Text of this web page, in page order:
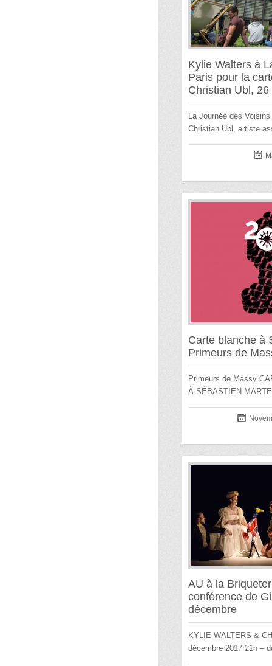
Kylie Walters à
Paris pour la
Christian Ubl,
La Journée des
Christian Ubl, artiste
Carte blanche à
Primeurs de
Primeurs de Massy
À SÉBASTIEN
AU à la
conférence de
décembre
KYLIE WALTERS &
décembre 2017 21h –